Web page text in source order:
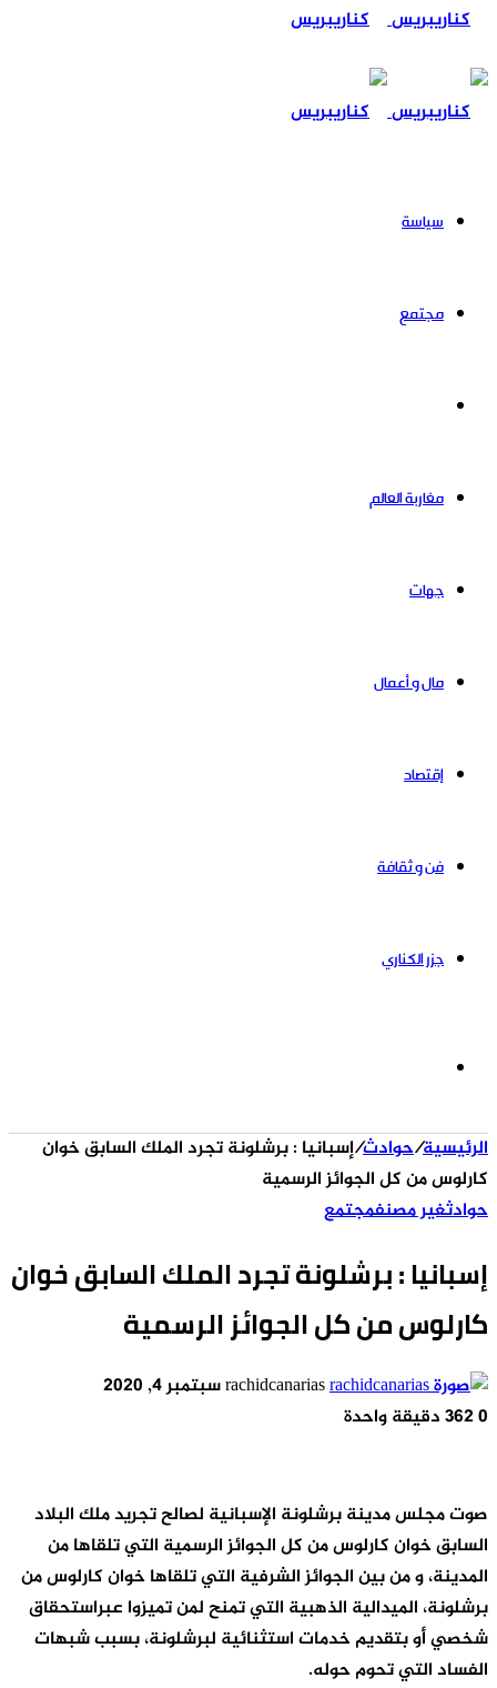
سياسة
مجتمع
مغاربة العالم
جهات
مال و أعمال
إقتصاد
فن و ثقافة
جزر الكناري
المظلمالرئيسية/حوادث/إسبانيا : برشلونة تجرد الملك السابق خوان
كارلوس من كل الجوائز الرسمية
حوادثغير مصنفمجتمع
إسبانيا : برشلونة تجرد الملك السابق خوان
كارلوس من كل الجوائز الرسمية
rachidcanariasأرسل
سبتمبر 4, 2020
0
دقيقة واحدة
صوت مجلس مدينة برشلونة الإسبانية لصالح تجريد ملك البلاد
السابق خوان كارلوس من كل الجوائز الرسمية التي تلقاها من
المدينة، و من بين الجوائز الشرفية التي تلقاها خوان كارلوس من
برشلونة، الميدالية الذهبية التي تمنح لمن تميزوا عبراستحقاق
شخصي أو بتقديم خدمات استثنائية لبرشلونة، بسبب شبهات
الفساد التي تحوم حوله.